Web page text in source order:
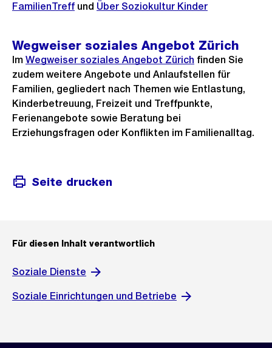
FamilienTreff und Über Soziokultur Kinder
Wegweiser soziales Angebot Zürich
Im Wegweiser soziales Angebot Zürich finden Sie
zudem weitere Angebote und Anlaufstellen für
Familien, gegliedert nach Themen wie Entlastung,
Kinderbetreuung, Freizeit und Treffpunkte,
Ferienangebote sowie Beratung bei
Erziehungsfragen oder Konflikten im Familienalltag.
Seite drucken
Für diesen Inhalt verantwortlich
Soziale Dienste
Soziale Einrichtungen und Betriebe